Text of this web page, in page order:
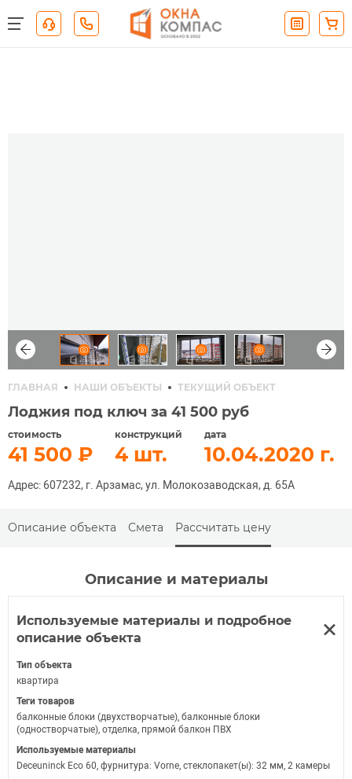
ГЛАВНАЯ НАШИ ОБЪЕКТЫ ТЕКУЩИЙ ОБЪЕКТ
Лоджия под ключ за 41 500 руб
стоимость
41 500
конструкций
4
дата
10.04.2020
Адрес: 607232, г. Арзамас, ул. Молокозаводская, д. 65А
Описание объекта Смета Рассчитать цену
Описание и материалы
Используемые материалы и подробное
описание объекта
Тип объекта
квартира
Теги товаров
балконные блоки (двухстворчатые), балконные блоки
(одностворчатые), отделка, прямой балкон ПВХ
Используемые материалы
Deceuninck Eco 60, фурнитура: Vorne, стеклопакет(ы): 32 мм, 2 камеры